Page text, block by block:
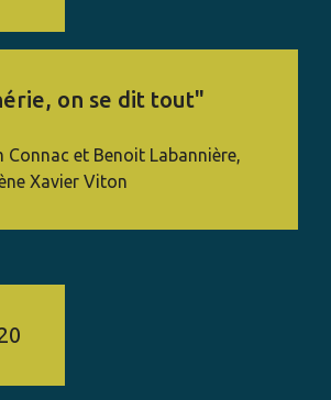
on se dit tout"
Connac et Benoit Labannière,
Xavier Viton